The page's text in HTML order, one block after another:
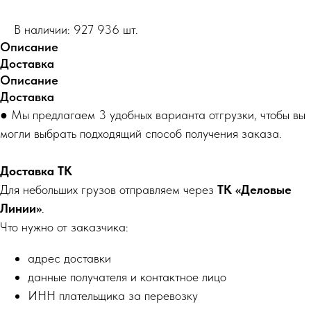
В наличии: 927 936 шт.
Описание
Доставка
Описание
Доставка
● Мы предлагаем 3 удобных варианта отгрузки, чтобы вы
могли выбрать подходящий способ получения заказа.
Доставка ТК
Для небольших грузов отправляем через ТК «Деловые
Линии»
Что нужно от заказчика:
адрес доставки
данные получателя и контактное лицо
ИНН плательщика за перевозку